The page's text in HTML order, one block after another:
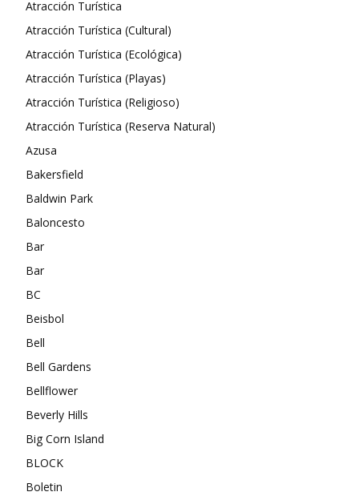
Atracción Turística
Atracción Turística (Cultural)
Atracción Turística (Ecológica)
Atracción Turística (Playas)
Atracción Turística (Religioso)
Atracción Turística (Reserva Natural)
Azusa
Bakersfield
Baldwin Park
Baloncesto
Bar
Bar
BC
Beisbol
Bell
Bell Gardens
Bellflower
Beverly Hills
Big Corn Island
BLOCK
Boletin